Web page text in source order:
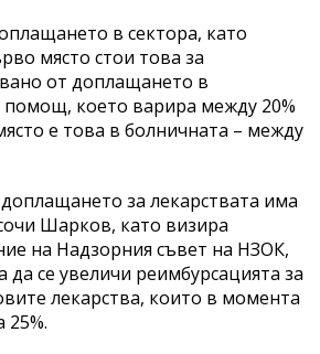
в сектора, като
място стои това за
от доплащането в
което варира между 20%
е това в болничната – между
за лекарствата има
Шарков, като визира
на Надзорния съвет на НЗОК,
да се увеличи реимбурсацията за
лекарства, които в момента
25%.